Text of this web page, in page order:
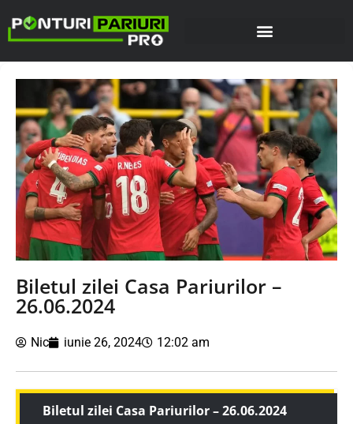
Biletul zilei Casa Pariurilor –
26.06.2024
Nic iunie 26, 2024 12:02 am
Biletul zilei Casa Pariurilor – 26.06.2024